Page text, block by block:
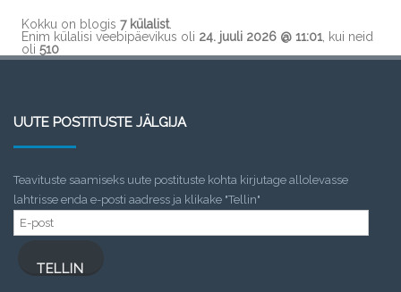
Kokku on blogis 7 külalist.
Enim külalisi veebipäevikus oli 24. juuli 2026 @ 11:01 , kui neid
oli 510
UUTE POSTITUSTE JÄLGIJA
Teavituste saamiseks uute postituste kohta kirjutage allolevasse
lahtrisse enda e-posti aadress ja klikake "Tellin"
E-
post
TELLIN